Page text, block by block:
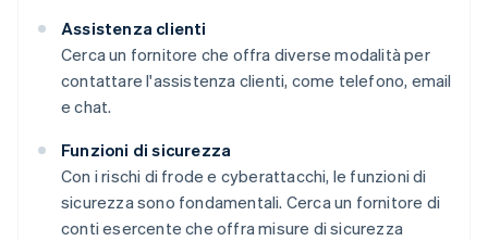
Assistenza clienti
Cerca un fornitore che offra diverse modalità per
contattare l'assistenza clienti, come telefono, email
e chat.
Funzioni di sicurezza
Con i rischi di frode e cyberattacchi, le funzioni di
sicurezza sono fondamentali. Cerca un fornitore di
conti esercente che offra misure di sicurezza